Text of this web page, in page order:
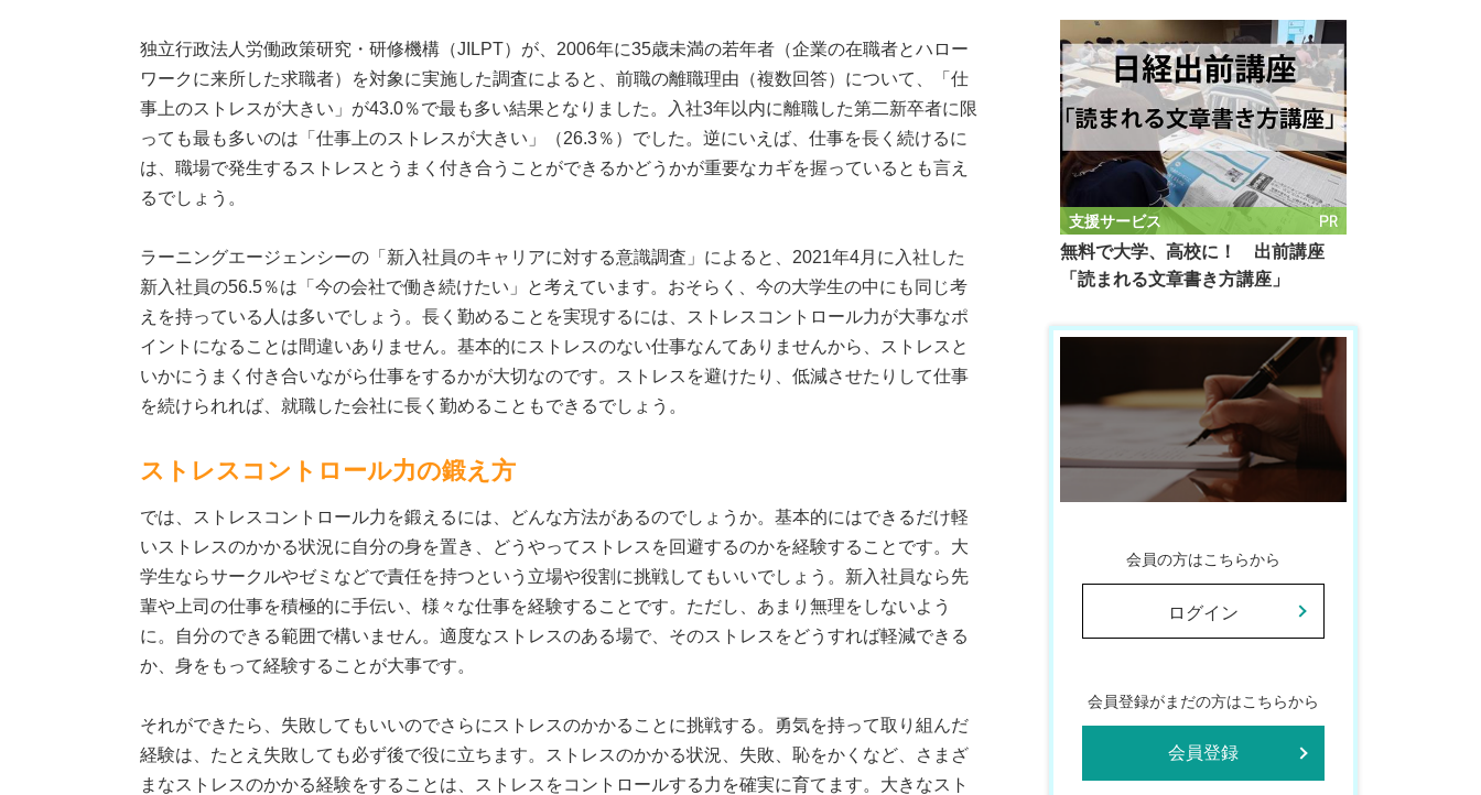
独立行政法人労働政策研究・研修機構（JILPT）が、2006年に35歳未満の若年者（企業の在職者とハロー
ワークに来所した求職者）を対象に実施した調査によると、前職の離職理由（複数回答）について、「仕
事上のストレスが大きい」が43.0％で最も多い結果となりました。入社3年以内に離職した第二新卒者に限
っても最も多いのは「仕事上のストレスが大きい」（26.3％）でした。逆にいえば、仕事を長く続けるに
は、職場で発生するストレスとうまく付き合うことができるかどうかが重要なカギを握っているとも言え
るでしょう。
ラーニングエージェンシーの「新入社員のキャリアに対する意識調査」によると、2021年4月に入社した
新入社員の56.5％は「今の会社で働き続けたい」と考えています。おそらく、今の大学生の中にも同じ考
えを持っている人は多いでしょう。長く勤めることを実現するには、ストレスコントロール力が大事なポ
イントになることは間違いありません。基本的にストレスのない仕事なんてありませんから、ストレスと
いかにうまく付き合いながら仕事をするかが大切なのです。ストレスを避けたり、低減させたりして仕事
を続けられれば、就職した会社に長く勤めることもできるでしょう。
ストレスコントロール力の鍛え方
では、ストレスコントロール力を鍛えるには、どんな方法があるのでしょうか。基本的にはできるだけ軽
いストレスのかかる状況に自分の身を置き、どうやってストレスを回避するのかを経験することです。大
学生ならサークルやゼミなどで責任を持つという立場や役割に挑戦してもいいでしょう。新入社員なら先
輩や上司の仕事を積極的に手伝い、様々な仕事を経験することです。ただし、あまり無理をしないよう
に。自分のできる範囲で構いません。適度なストレスのある場で、そのストレスをどうすれば軽減できる
か、身をもって経験することが大事です。
それができたら、失敗してもいいのでさらにストレスのかかることに挑戦する。勇気を持って取り組んだ
経験は、たとえ失敗しても必ず後で役に立ちます。ストレスのかかる状況、失敗、恥をかくなど、さまざ
まなストレスのかかる経験をすることは、ストレスをコントロールする力を確実に育てます。大きなスト
支援サービス
PR
無料で大学、高校に！ 出前講座
「読まれる文章書き方講座」
会員の方はこちらから
ログイン
会員登録がまだの方はこちらから
会員登録